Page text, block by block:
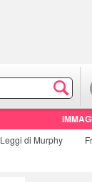
Leggi di Murphy